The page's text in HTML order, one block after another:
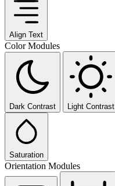
Align Text
Color Modules
Dark Contrast Light Contrast
Saturation
Orientation Modules